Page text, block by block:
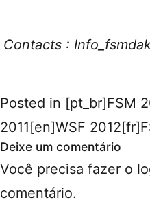
Contacts :
Posted in [pt_br]FSM
2011[en]WSF
Deixe um comentário
Você precisa fazer o
comentário.